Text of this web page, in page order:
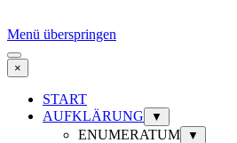
Menü überspringen
×
START
AUFKLÄRUNG
▼
ENUMERATUM ▼